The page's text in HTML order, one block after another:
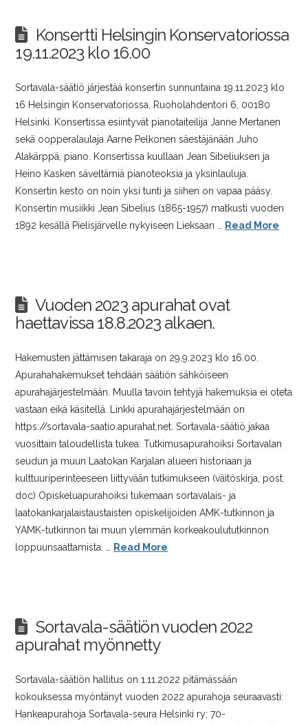
Konsertti Helsingin Konservatoriossa
19.11.2023 klo 16.00
Sortavala-säätiö järjestää konsertin sunnuntaina 19.11.2023 klo
16 Helsingin Konservatoriossa, Ruoholahdentori 6, 00180
Helsinki. Konsertissa esiintyvät pianotaiteilija Janne Mertanen
sekä oopperalaulaja Aarne Pelkonen säestäjänään Juho
Alakärppä, piano. Konsertissa kuullaan Jean Sibeliuksen ja
Heino Kasken säveltämiä pianoteoksia ja yksinlauluja.
Konsertin kesto on noin yksi tunti ja siihen on vapaa pääsy.
Konsertin musiikki Jean Sibelius (1865-1957) matkusti vuoden
1892 kesällä Pielisjärvelle nykyiseen Lieksaan …
Read More
Vuoden 2023 apurahat ovat
haettavissa 18.8.2023 alkaen.
Hakemusten jättämisen takaraja on 29.9.2023 klo 16.00.
Apurahahakemukset tehdään säätiön sähköiseen
apurahajärjestelmään. Muulla tavoin tehtyjä hakemuksia ei oteta
vastaan eikä käsitellä. Linkki apurahajärjestelmään on
https://sortavala-saatio.apurahat.net. Sortavala-säätiö jakaa
vuosittain taloudellista tukea: Tutkimusapurahoiksi Sortavalan
seudun ja muun Laatokan Karjalan alueen historiaan ja
kulttuuriperinteeseen liittyvään tutkimukseen (väitöskirja, post.
doc) Opiskeluapurahoiksi tukemaan sortavalais- ja
laatokankarjalaistaustaisten opiskelijoiden AMK-tutkinnon ja
YAMK-tutkinnon tai muun ylemmän korkeakoulututkinnon
loppuunsaattamista. …
Read More
Sortavala-säätiön vuoden 2022
apurahat myönnetty
Sortavala-säätiön hallitus on 1.11.2022 pitämässään
kokouksessa myöntänyt vuoden 2022 apurahoja seuraavasti:
Hankeapurahoja Sortavala-seura Helsinki ry; 70-